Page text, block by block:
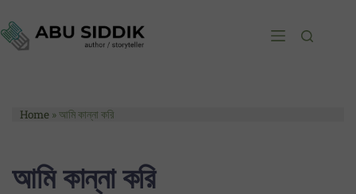
Home »আমি কান্না করি
আমি কান্না করি